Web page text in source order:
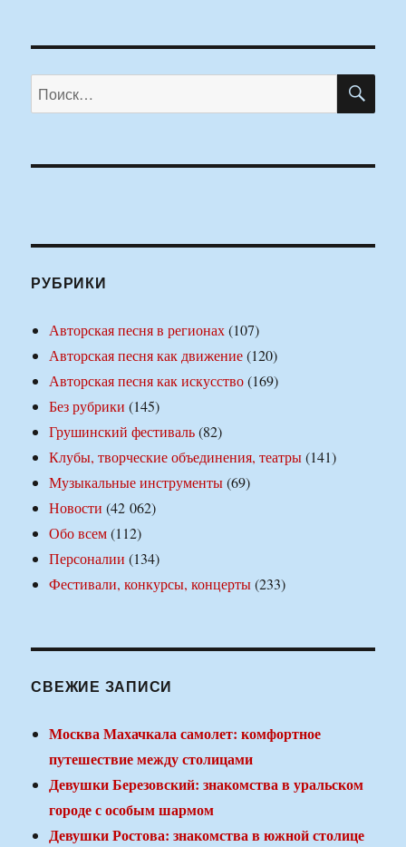
Искать:
РУБРИКИ
Авторская песня в регионах(107)
Авторская песня как движение(120)
Авторская песня как искусство(169)
Без рубрики (145)
Грушинский фестиваль(82)
Клубы, творческие объединения, театры(141)
Музыкальные инструменты(69)
Новости (42 062)
Обо всем(112)
Персоналии (134)
Фестивали, конкурсы, концерты(233)
СВЕЖИЕ ЗАПИСИ
Москва Махачкала самолет: комфортное
путешествие между столицами
Девушки Березовский: знакомства в уральском
городе с особым шармом
Девушки Ростова: знакомства в южной столице